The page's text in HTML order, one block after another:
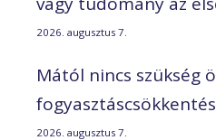
2026. augusztus 7.
Mától nincs szükség
2026. augusztus 7.